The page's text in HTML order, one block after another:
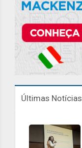
Últimas Notícias